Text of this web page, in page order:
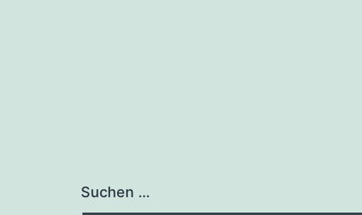
Suchen …